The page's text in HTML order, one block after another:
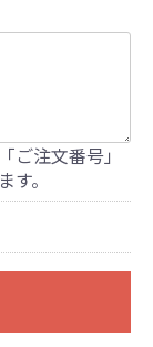
ご注文番号」
。